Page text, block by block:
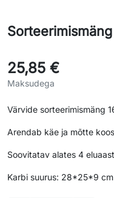
25,85 €
Maksudega
Värvide sorteerimismäng
Arendab käe ja mõtte
Soovitatav alates 4
Karbi suurus: 28*25*9 cm